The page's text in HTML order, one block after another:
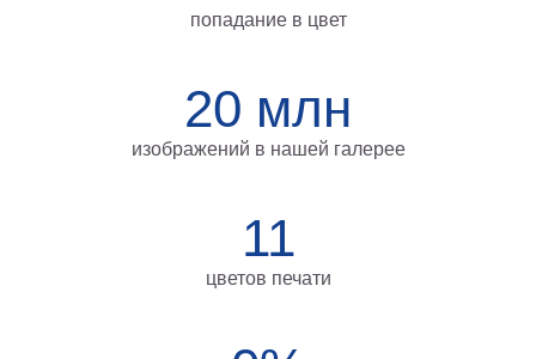
попадание в цвет
20 млн
изображений в нашей галерее
11
цветов печати